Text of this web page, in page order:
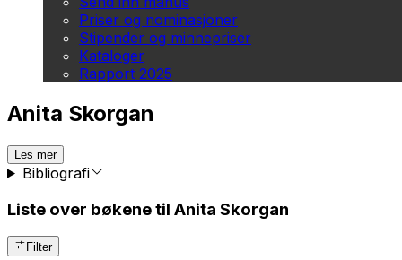
Priser og nominasjoner
Stipender og minnepriser
Kataloger
Rapport 2025
Anita Skorgan
Les mer
Bibliografi
Liste over bøkene til Anita Skorgan
Filter